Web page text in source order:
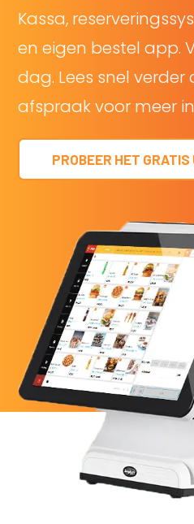
Kassa,
en eigen bestel app.
dag. Lees snel
afspraak voor meer
PROBEER HET GRATIS